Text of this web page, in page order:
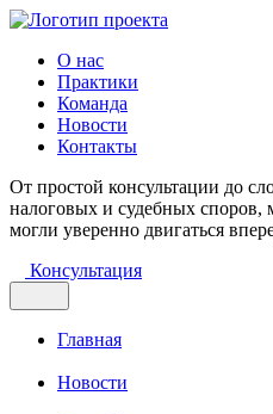
О нас
Практики
Команда
Новости
Контакты
От простой консультации до
налоговых и судебных споров,
могли уверенно двигаться
Консультация
Главная
Новости